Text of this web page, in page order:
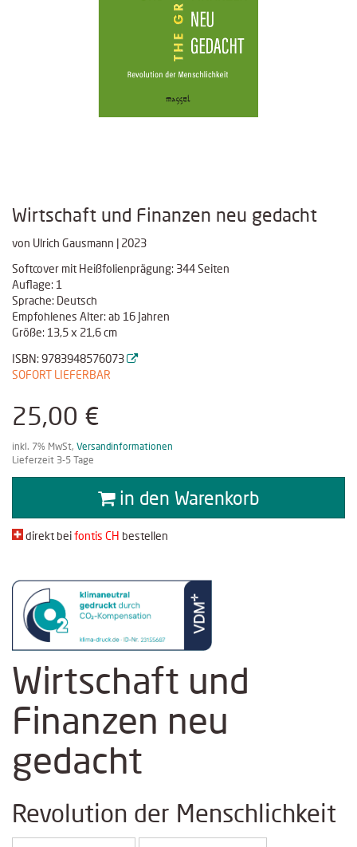
Wirtschaft und Finanzen neu gedacht
von Ulrich Gausmann | 2023
Softcover mit Heißfolienprägung: 344 Seiten
Auflage: 1
Sprache: Deutsch
Empfohlenes Alter: ab 16 Jahren
Größe: 13,5 x 21,6 cm
ISBN: 9783948576073
SOFORT LIEFERBAR
25,00 €
inkl. 7% MwSt, Versandinformationen
Lieferzeit 3-5 Tage
in den Warenkorb
direkt beifontis CH bestellen
Wirtschaft und
Finanzen neu
gedacht
Revolution der Menschlichkeit